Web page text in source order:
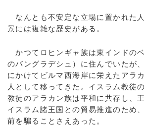
なんとも不安定な立場に置かれた
景には複雑な歴史がある。
かつてロヒンギャ族は東インドの
のバングラデシュ）に住んでいたが
にかけてビルマ西海岸に栄えたアラ
人として移ってきた。イスラム教徒
教徒のアラカン族は平和に共存し、
イスラム諸王国との貿易推進のため
前を騙ることさえあった。